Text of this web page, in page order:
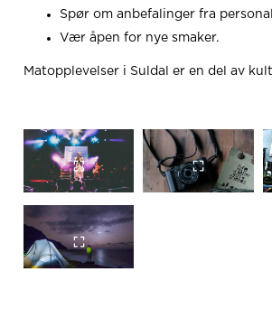
Spør om anbefalinger fra
Vær åpen for nye smaker.
Matopplevelser i Suldal er en del av